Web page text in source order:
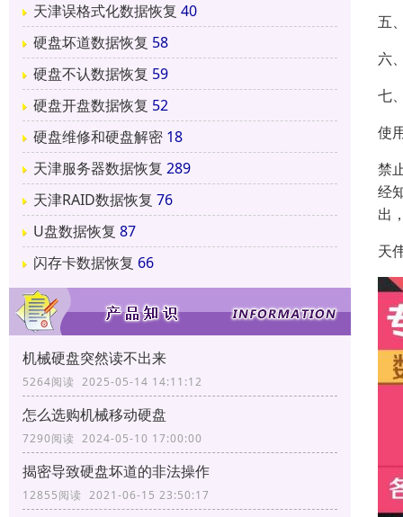
天津误格式化数据恢复 40
硬盘坏道数据恢复 58
硬盘不认数据恢复 59
硬盘开盘数据恢复 52
硬盘维修和硬盘解密 18
天津服务器数据恢复 289
天津RAID数据恢复 76
U盘数据恢复 87
闪存卡数据恢复 66
机械硬盘突然读不出来
5264阅读 2025-05-14 14:11:12
怎么选购机械移动硬盘
7290阅读 2024-05-10 17:00:00
揭密导致硬盘坏道的非法操作
12855阅读 2021-06-15 23:50:17
五
六
七
使
禁
经
出
天